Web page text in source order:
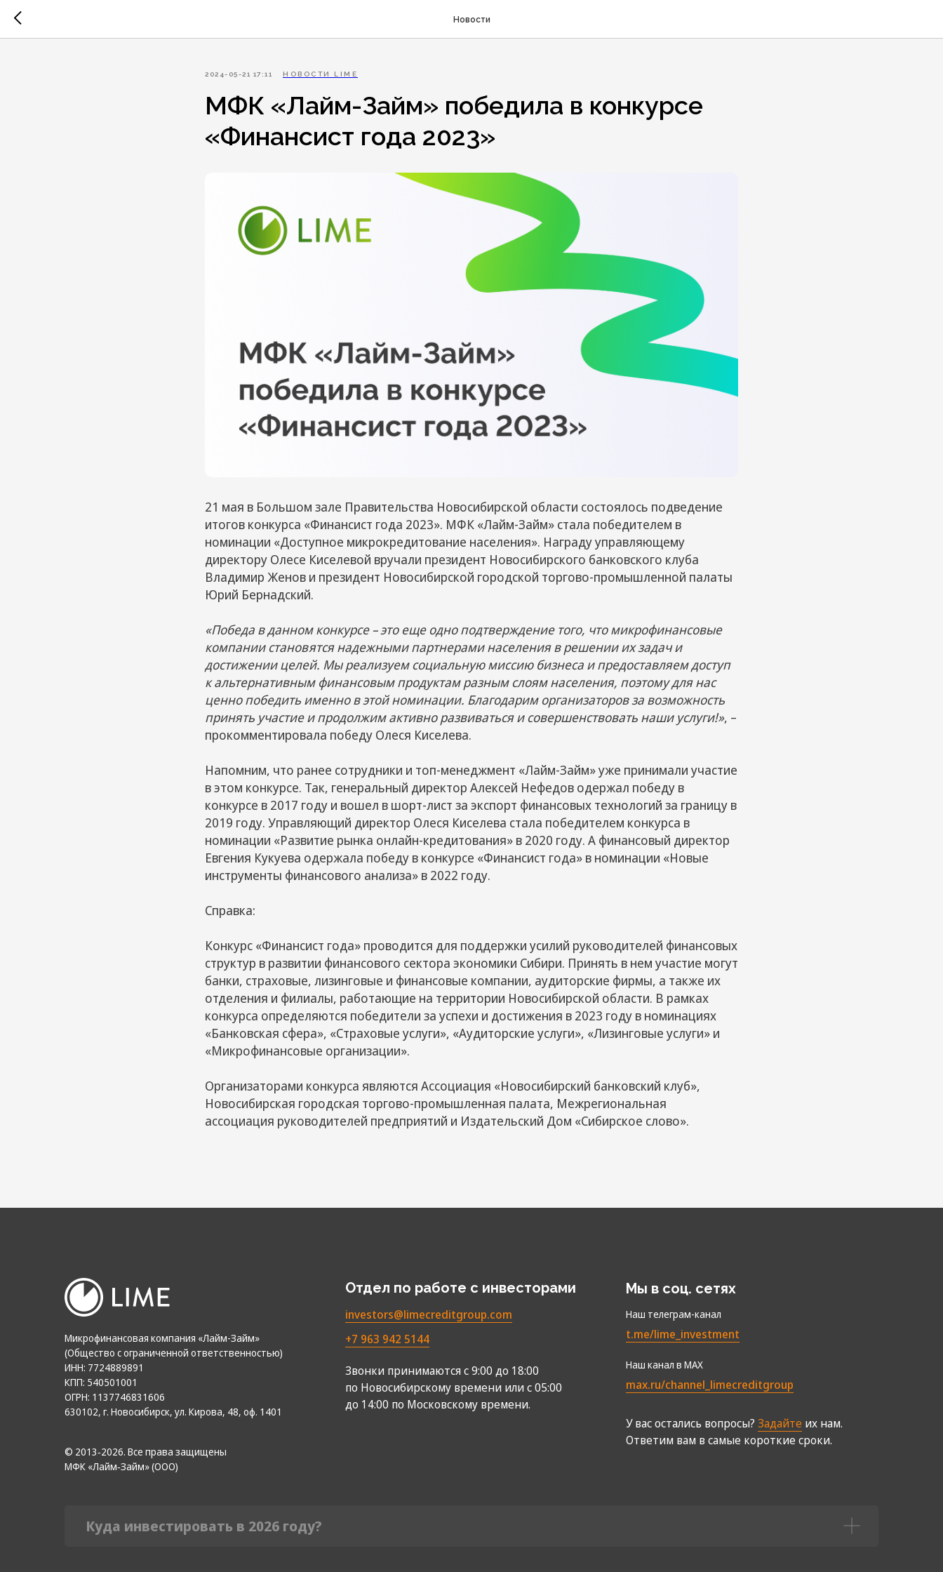
Новости
2024-05-21 17:11 НОВОСТИ LIME
МФК «Лайм-Займ» победила в конкурсе
«Финансист года 2023»
21 мая в Большом зале Правительства Новосибирской области состоялось подведение
итогов конкурса «Финансист года 2023». МФК «Лайм-Займ» стала победителем в
номинации «Доступное микрокредитование населения». Награду управляющему
директору Олесе Киселевой вручали президент Новосибирского банковского клуба
Владимир Женов и президент Новосибирской городской торгово-промышленной палаты
Юрий Бернадский.
«Победа в данном конкурсе – это еще одно подтверждение того, что микрофинансовые
компании становятся надежными партнерами населения в решении их задач и
достижении целей. Мы реализуем социальную миссию бизнеса и предоставляем доступ
к альтернативным финансовым продуктам разным слоям населения, поэтому для нас
ценно победить именно в этой номинации. Благодарим организаторов за возможность
принять участие и продолжим активно развиваться и совершенствовать наши услуги!», –
прокомментировала победу Олеся Киселева.
Напомним, что ранее сотрудники и топ-менеджмент «Лайм-Займ» уже принимали участие
в этом конкурсе. Так, генеральный директор Алексей Нефедов одержал победу в
конкурсе в 2017 году и вошел в шорт-лист за экспорт финансовых технологий за границу в
2019 году. Управляющий директор Олеся Киселева стала победителем конкурса в
номинации «Развитие рынка онлайн-кредитования» в 2020 году. А финансовый директор
Евгения Кукуева одержала победу в конкурсе «Финансист года» в номинации «Новые
инструменты финансового анализа» в 2022 году.
Справка:
Конкурс «Финансист года» проводится для поддержки усилий руководителей финансовых
структур в развитии финансового сектора экономики Сибири. Принять в нем участие могут
банки, страховые, лизинговые и финансовые компании, аудиторские фирмы, а также их
отделения и филиалы, работающие на территории Новосибирской области. В рамках
конкурса определяются победители за успехи и достижения в 2023 году в номинациях
«Банковская сфера», «Страховые услуги», «Аудиторские услуги», «Лизинговые услуги» и
«Микрофинансовые организации».
Организаторами конкурса являются Ассоциация «Новосибирский банковский клуб»,
Новосибирская городская торгово-промышленная палата, Межрегиональная
ассоциация руководителей предприятий и Издательский Дом «Сибирское слово».
Отдел по работе с инвесторами
Звонки принимаются с 9:00 до 18:00
по Новосибирскому времени или с 05:00
до 14:00 по Московскому времени.
Мы в соц. сетях
У вас остались вопросы? Задайте их нам.
Ответим вам в самые короткие сроки.
+7 963 942 5144
investors@limecreditgroup.com
max.ru/channel_limecreditgroup
Наш канал в МАХ
t.me/lime_investment
Наш телеграм-канал
Микрофинансовая компания «Лайм-Займ»
(Общество с ограниченной ответственностью)
ИНН: 7724889891
КПП: 540501001
ОГРН: 1137746831606
630102, г. Новосибирск, ул. Кирова, 48, оф. 1401
© 2013‑2026. Все права защищены
МФК «Лайм‑Займ» (ООО)
Куда инвестировать в 2026 году?